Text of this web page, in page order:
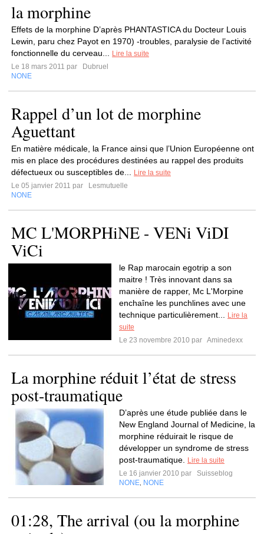
la morphine
Effets de la morphine D’après PHANTASTICA du Docteur Louis
Lewin, paru chez Payot en 1970) -troubles, paralysie de l’activité
fonctionnelle du cerveau...
Lire la suite
Le 18 mars 2011 par
Dubruel
NONE
Rappel d’un lot de morphine
Aguettant
En matière médicale, la France ainsi que l’Union Européenne ont
mis en place des procédures destinées au rappel des produits
défectueux ou susceptibles de...
Lire la suite
Le 05 janvier 2011 par
Lesmutuelle
NONE
MC L'MORPHiNE - VENi ViDI
ViCi
le Rap marocain egotrip a son
maitre ! Très innovant dans sa
manière de rapper, Mc L'Morpine
enchaîne les punchlines avec une
technique particulièrement...
Lire la
suite
Le 23 novembre 2010 par Aminedexx
La morphine réduit l’état de stress
post-traumatique
D’après une étude publiée dans le
New England Journal of Medicine, la
morphine réduirait le risque de
développer un syndrome de stress
post-traumatique.
Lire la suite
Le 16 janvier 2010 par
Suisseblog
NONE NONE
01:28, The arrival (ou la morphine